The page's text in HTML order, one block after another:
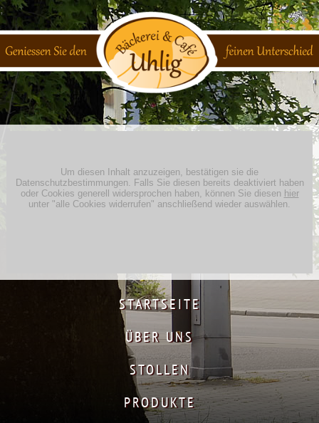
;
STARTSEITE
ÜBER UNS
STOLLEN
PRODUKTE